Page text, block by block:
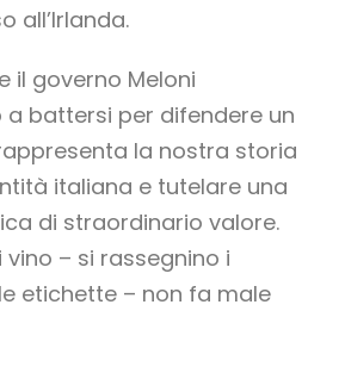
all’Irlanda.
il governo Meloni
battersi per difendere un
la nostra storia
italiana e tutelare una
di straordinario valore.
vino – si rassegnino i
etichette – non fa male